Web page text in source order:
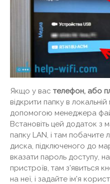
Якщо у вас телефон, або
відкрити папку в
допомогою менеджера
Встановіть цей додаток з
папку LAN, і там
диска, підключеного до
вказати пароль доступу,
пристроїв, там з'явиться
на неї, і задайте ім'я